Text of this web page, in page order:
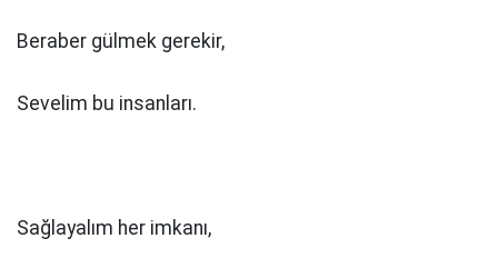
Beraber gülmek gerekir,
Sevelim bu insanları.
Sağlayalım her imkanı,